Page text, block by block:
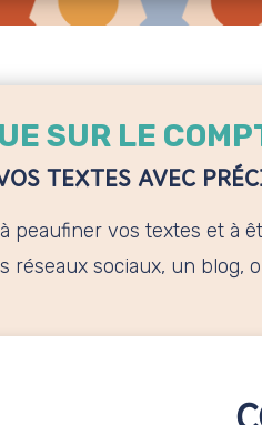
SUR LE
TEXTES AVEC
peaufiner vos textes et à
réseaux sociaux, un blog,